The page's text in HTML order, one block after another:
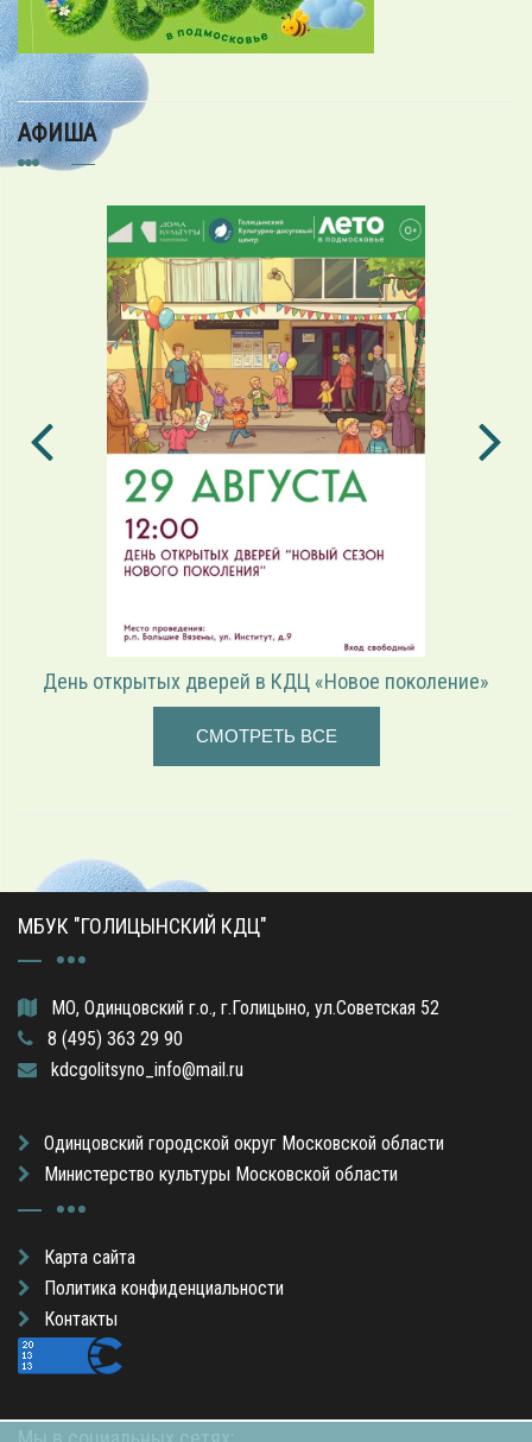
АФИША
День открытых дверей в КДЦ «Новое поколение»
СМОТРЕТЬ ВСЕ
МБУК "ГОЛИЦЫНСКИЙ КДЦ"
МО, Одинцовский г.о., г.Голицыно, ул.Советская 52
8 (495) 363 29 90
kdcgolitsyno_info@mail.ru
Одинцовский городской округ Московской области
Министерство культуры Московской области
Карта сайта
Политика конфиденциальности
Контакты